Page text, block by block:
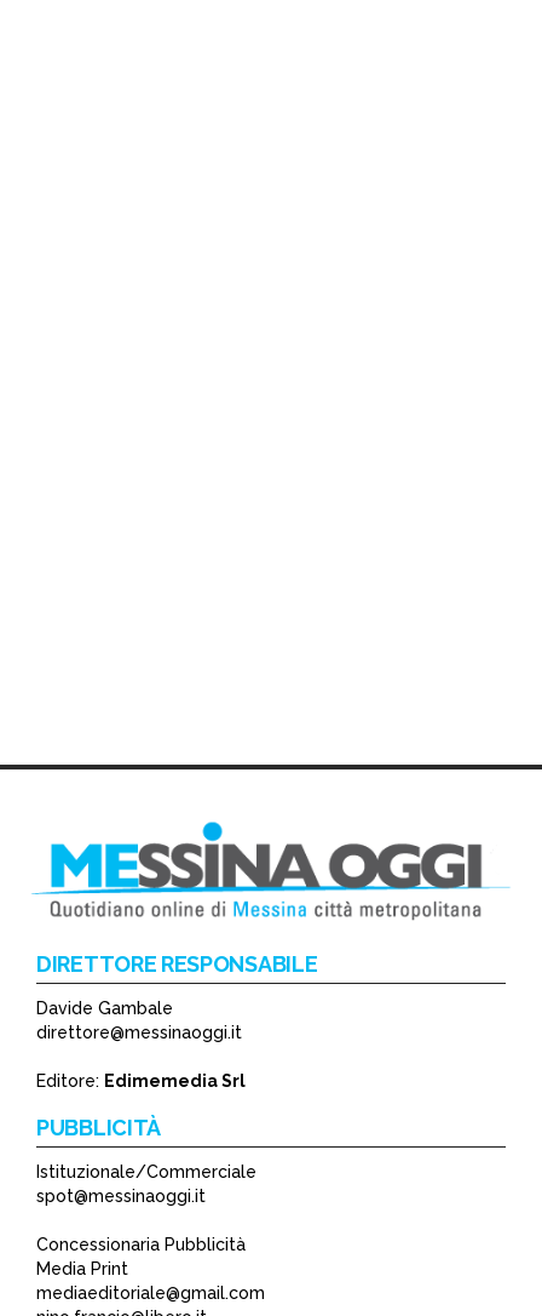
DIRETTORE RESPONSABILE
Davide Gambale
direttore@messinaoggi.it
Editore: Edimemedia Srl
PUBBLICITÀ
Istituzionale/Commerciale
spot@messinaoggi.it
Concessionaria Pubblicità
Media Print
mediaeditoriale@gmail.com